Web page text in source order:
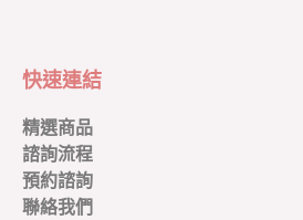
快速連結
精選商品
諮詢流程
預約諮詢
聯絡我們